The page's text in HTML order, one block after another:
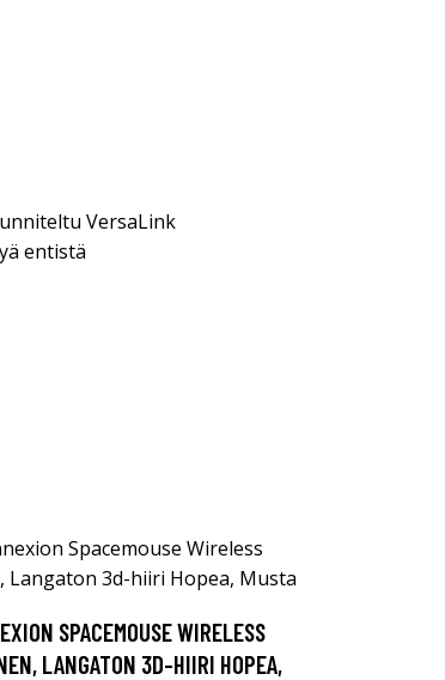
VersaLink
entistä
SPACEMOUSE WIRELESS
LANGATON 3D-HIIRI HOPEA,